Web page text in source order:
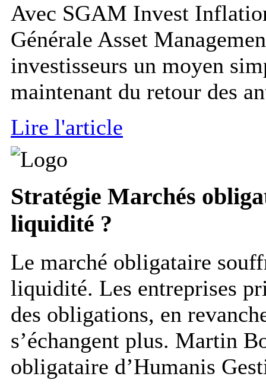
Avec SGAM Invest
Générale Asset
investisseurs un moyen
maintenant du retour des
Lire l'article
Stratégie Marchés
liquidité ?
Le marché obligataire
liquidité. Les entreprises
des obligations, en
s’échangent plus. Martin
obligataire d’Humanis